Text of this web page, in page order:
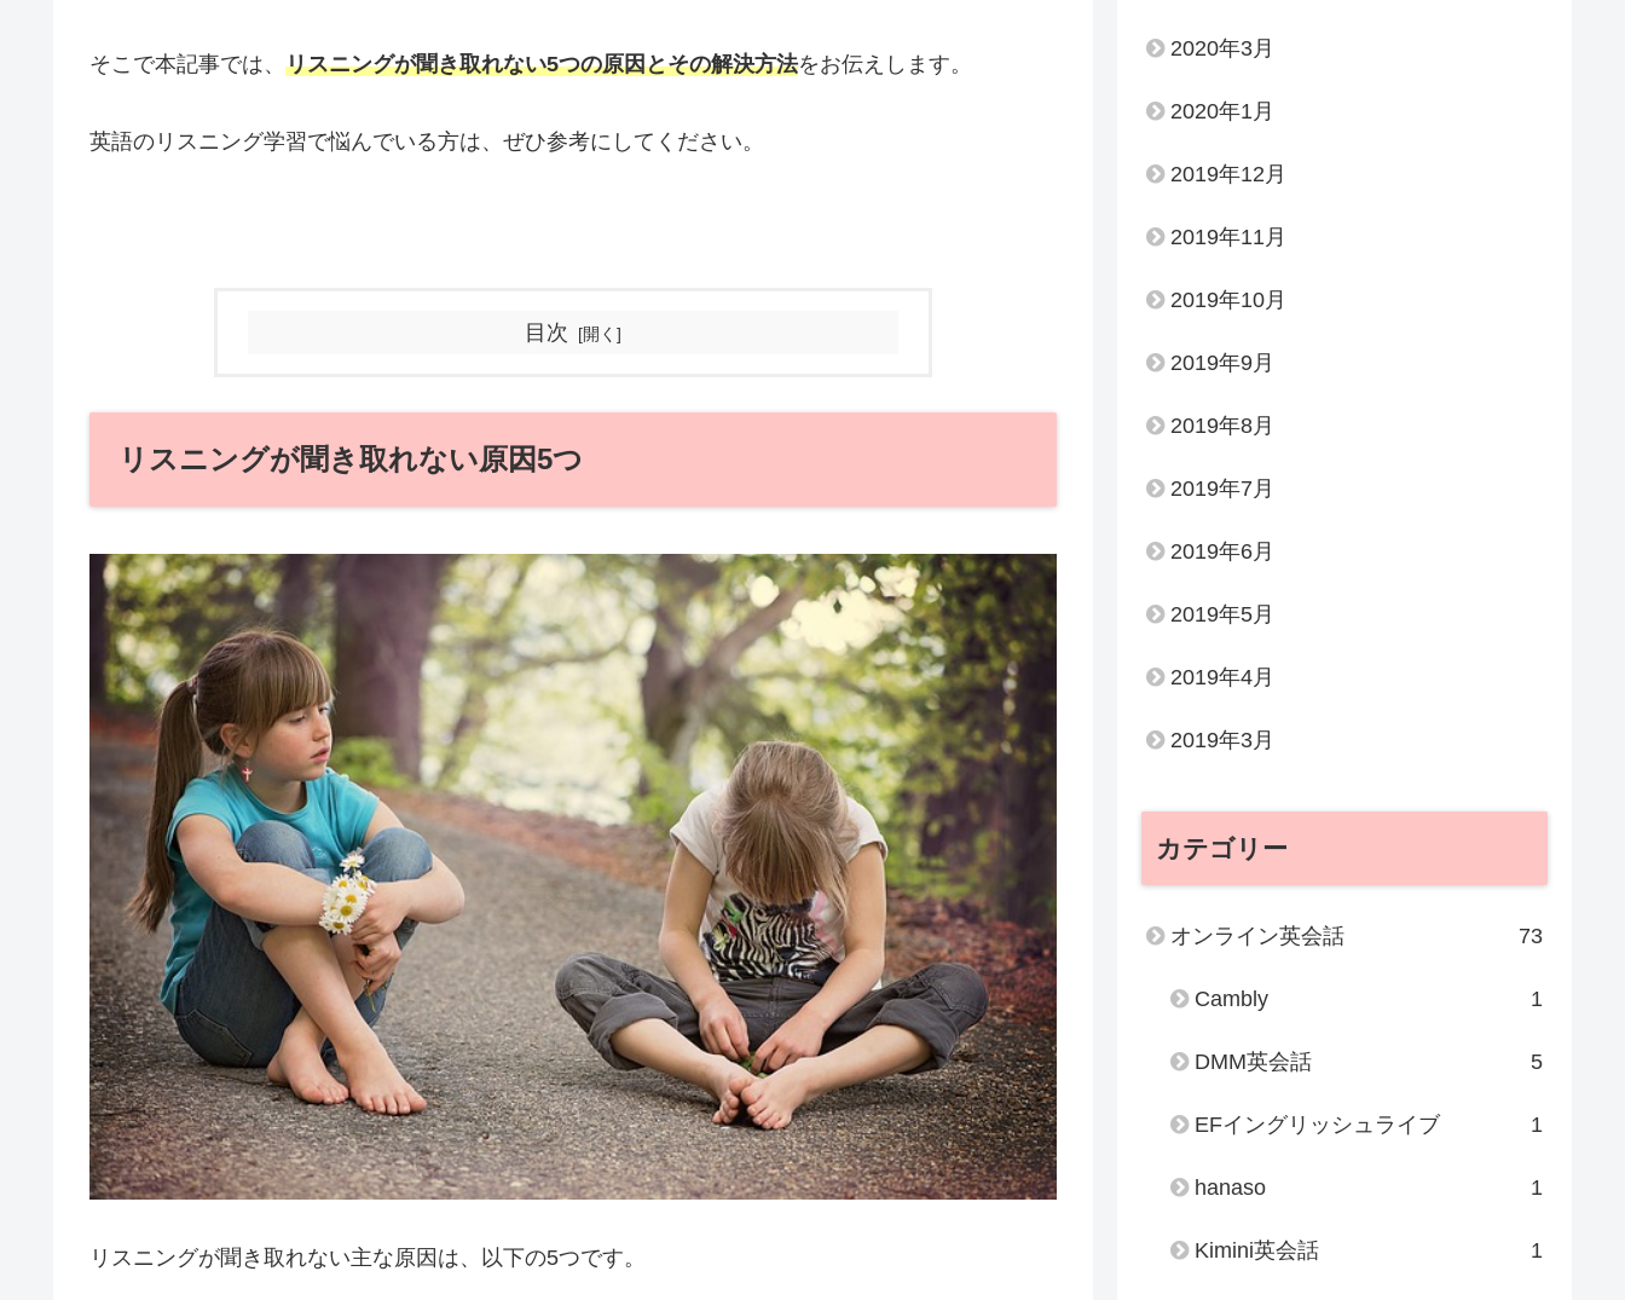
そこで本記事では、 リスニングが聞き取れない5つの原因とその解決方法をお伝えします。
英語のリスニング学習で悩んでいる方は、ぜひ参考にしてください。
目次
リスニングが聞き取れない原因5つ
リスニングが聞き取れない主な原因は、以下の5つです。
2020年3月
2020年1月
2019年12月
2019年11月
2019年10月
2019年9月
2019年8月
2019年7月
2019年6月
2019年5月
2019年4月
2019年3月
カテゴリー
オンライン英会話 73
Cambly 1
DMM英会話 5
EFイングリッシュライブ 1
hanaso 1
Kimini英会話 1